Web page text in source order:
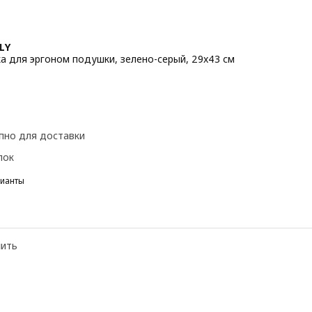
для эргоном подушки, зелено-серый, 29x43 см
для доставки
TÖCKENFLY, Наволочка для эргоном подушки, серый, 29x43 см
Наволочка для эргоном подушки, темно-синий,